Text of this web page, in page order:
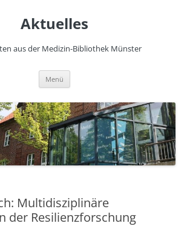
Aktuelles
aus der Medizin-Bibliothek Münster
Menü
Multidisziplinäre
der Resilienzforschung